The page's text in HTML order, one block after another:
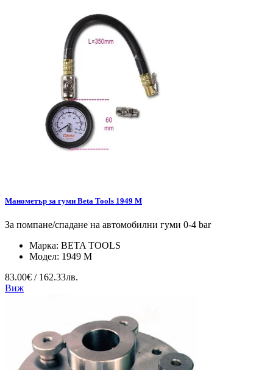
Манометър за гуми Beta Tools 1949 M
За помпане/спадане на автомобилни гуми 0-4 bar
Марка: BETA TOOLS
Модел: 1949 M
83.00€ / 162.33лв.
Виж